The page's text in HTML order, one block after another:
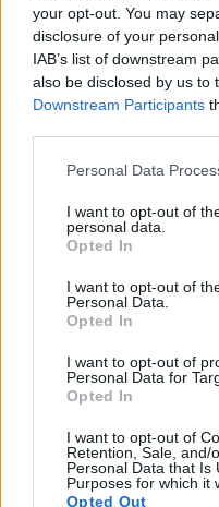
your opt-out. You may
disclosure of your
IAB’s list of downstream
also be disclosed by us to
Downstream Participants
Please note that this
not limited to your visit or
grant or deny consent to
use your data for below
consent section.
Personal Data
I want to opt-out of
personal data.
Opted In
I want to opt-out of
Personal Data.
Opted In
I want to opt-out of
Personal Data for
Opted In
I want to opt-out of
Retention, Sale, and/
Personal Data that Is
Purposes for which it
Opted Out
Verder lezen
CRYPTOVALUTA